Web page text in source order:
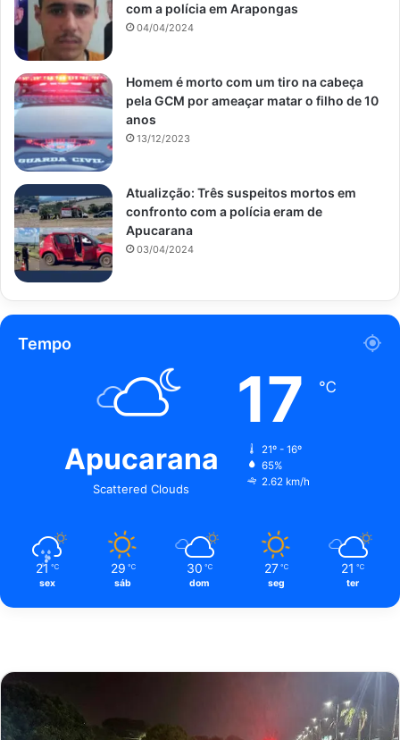
com a polícia em Arapongas
04/04/2024
Homem é morto com um tiro na cabeça
pela GCM por ameaçar matar o filho de 10
anos
13/12/2023
Atualizção: Três suspeitos mortos em
confronto com a polícia eram de
Apucarana
03/04/2024
Tempo
Apucarana
Scattered Clouds
17 ℃
21º - 16º
65%
2.62 km/h
21 ℃
sex
29 ℃
sáb
30 ℃
dom
27 ℃
seg
21 ℃
ter